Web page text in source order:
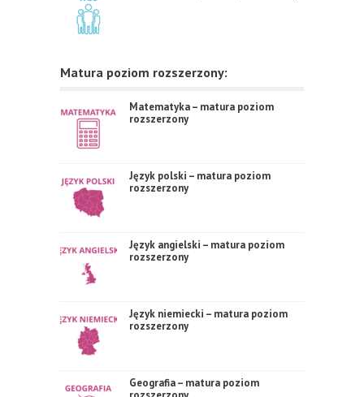
Matura poziom rozszerzony:
Matematyka – matura poziom
rozszerzony
Język polski – matura poziom
rozszerzony
Język angielski – matura poziom
rozszerzony
Język niemiecki – matura poziom
rozszerzony
Geografia – matura poziom